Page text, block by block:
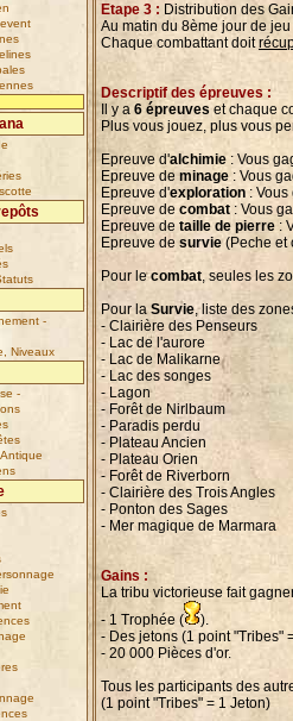
-
Niveaux
-
Etape 3 : Distribution des
Au matin du 8ème jour de
Chaque combattant doit
Descriptif des épreuves :
Il y a 6 épreuves et chaque
Plus vous jouez, plus vous
Epreuve d'alchimie : Vous
Epreuve de minage: Vous
Epreuve d'exploration: Vous
Epreuve de combat : Vous
Epreuve de taille de pierre :
Epreuve de survie(Peche et
Pour lecombat, seules les
Pour la Survie, liste des
- Clairière des Penseurs
- Lac de l'aurore
- Lac de Malikarne
- Lac des songes
- Lagon
- Forêt de Nirlbaum
- Paradis perdu
- Plateau Ancien
- Plateau Orien
- Forêt de Riverborn
- Clairière des Trois Angles
- Ponton des Sages
- Mer magique de Marmara
Gains :
La tribu victorieuse fait
- 1 Trophée (
).
- Des jetons (1 point "Tribes"
- 20 000 Pièces d'or.
Tous les participants des
(1 point "Tribes" = 1 Jeton)